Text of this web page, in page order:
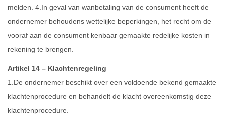
melden. 4.In geval van wanbetaling van de consument heeft de
ondernemer behoudens wettelijke beperkingen, het recht om de
vooraf aan de consument kenbaar gemaakte redelijke kosten in
rekening te brengen.
Artikel 14 – Klachtenregeling
1.De ondernemer beschikt over een voldoende bekend gemaakte
klachtenprocedure en behandelt de klacht overeenkomstig deze
klachtenprocedure.